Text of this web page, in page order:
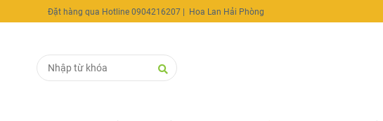
Đặt hàng qua Hotline 0904216207 | Hoa Lan Hải Phòng